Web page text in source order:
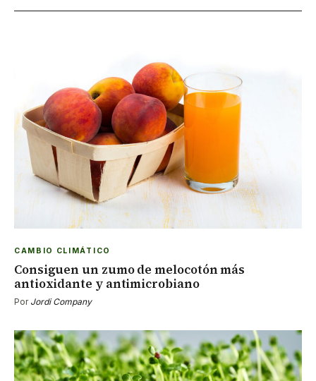
CAMBIO CLIMÁTICO
Consiguen un zumo de melocotón más
antioxidante y antimicrobiano
Por Jordi Company